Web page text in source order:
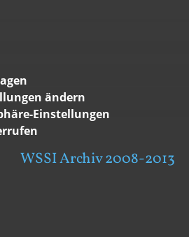
ändern
Einstellungen
WSSI Archiv 2008-2013